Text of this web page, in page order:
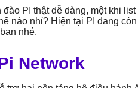
PI thật dễ dàng, một khi
nào nhỉ? Hiện tại PI đang
nhé.
Network